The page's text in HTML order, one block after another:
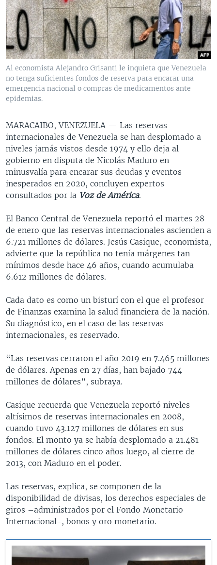
VENEZUELA
BRASIL
NICARAGUA
ECONOMÍA
ENTRETENIMIENTO Y CULTURA
TECNOLOGÍA
DEPORTES
CIENCIA Y SALUD
MULTIMEDIA
VIDEOS
FOTOGRAFÍA
AUDIOS
PROGRAMAS TV
EL MUNDO AL DÍA
FORO INTERAMERICANO
VISIÓN 360
LAS CLAVES
RADIO
AVANCE INFORMATIVO
AUDIONOTICIAS
BUENOS DÍAS AMÉRICA
EL MUNDO AL DÍA [RADIO]
FORO [RADIO]
DEPORTIVO INTERNACIONAL
NOTA ECONÓMICA
ENTRETENIMIENTO
DIRECT
DOCUMENTALES DE LA VOA
Learning English
SÍGANOS
Idiomas
Al economista Alejandro Grisanti le inquieta que Venezuela
no tenga suficientes fondos de reserva para encarar una
emergencia nacional o compras de medicamentos ante
epidemias.
MARACAIBO, VENEZUELA — Las reservas
internacionales de Venezuela se han desplomado a
niveles jamás vistos desde 1974 y ello deja al
gobierno en disputa de Nicolás Maduro en
minusvalía para encarar sus deudas y eventos
inesperados en 2020, concluyen expertos
consultados por la Voz de América.
El Banco Central de Venezuela reportó el martes 28
de enero que las reservas internacionales ascienden a
6.721 millones de dólares. Jesús Casique, economista,
advierte que la república no tenía márgenes tan
mínimos desde hace 46 años, cuando acumulaba
6.612 millones de dólares.
Cada dato es como un bisturí con el que el profesor
de Finanzas examina la salud financiera de la nación.
Su diagnóstico, en el caso de las reservas
internacionales, es reservado.
“Las reservas cerraron el año 2019 en 7.465 millones
de dólares. Apenas en 27 días, han bajado 744
millones de dólares”, subraya.
Casique recuerda que Venezuela reportó niveles
altísimos de reservas internacionales en 2008,
cuando tuvo 43.127 millones de dólares en sus
fondos. El monto ya se había desplomado a 21.481
millones de dólares cinco años luego, al cierre de
2013, con Maduro en el poder.
Las reservas, explica, se componen de la
disponibilidad de divisas, los derechos especiales de
giros –administrados por el Fondo Monetario
Internacional-, bonos y oro monetario.